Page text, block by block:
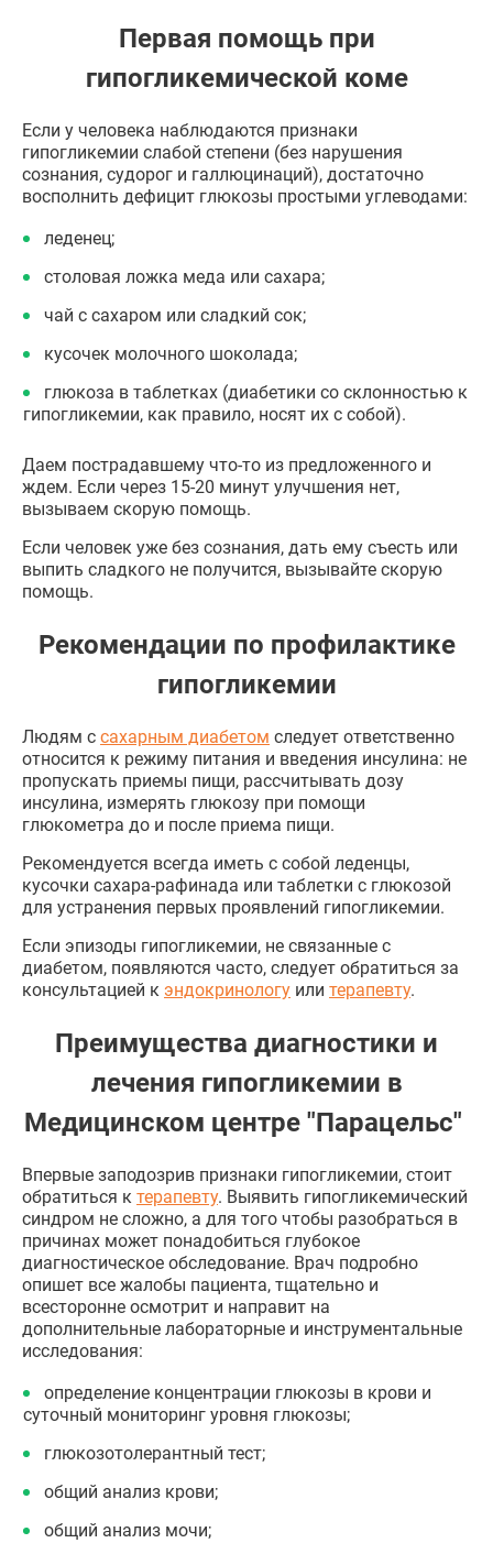
Первая помощь при
гипогликемической коме
Если у человека наблюдаются признаки
гипогликемии слабой степени (без нарушения
сознания, судорог и галлюцинаций), достаточно
восполнить дефицит глюкозы простыми углеводами:
леденец;
столовая ложка меда или сахара;
чай с сахаром или сладкий сок;
кусочек молочного шоколада;
глюкоза в таблетках (диабетики со склонностью к
гипогликемии, как правило, носят их с собой).
Даем пострадавшему что-то из предложенного и
ждем. Если через 15-20 минут улучшения нет,
вызываем скорую помощь.
Если человек уже без сознания, дать ему съесть или
выпить сладкого не получится, вызывайте скорую
помощь.
Рекомендации по профилактике
гипогликемии
Людям с сахарным диабетом следует ответственно
относится к режиму питания и введения инсулина: не
пропускать приемы пищи, рассчитывать дозу
инсулина, измерять глюкозу при помощи
глюкометра до и после приема пищи.
Рекомендуется всегда иметь с собой леденцы,
кусочки сахара-рафинада или таблетки с глюкозой
для устранения первых проявлений гипогликемии.
Если эпизоды гипогликемии, не связанные с
диабетом, появляются часто, следует обратиться за
консультацией к эндокринологу или терапевту.
Преимущества диагностики и
лечения гипогликемии в
Медицинском центре "Парацельс"
Впервые заподозрив признаки гипогликемии, стоит
обратиться к терапевту. Выявить гипогликемический
синдром не сложно, а для того чтобы разобраться в
причинах может понадобиться глубокое
диагностическое обследование. Врач подробно
опишет все жалобы пациента, тщательно и
всесторонне осмотрит и направит на
дополнительные лабораторные и инструментальные
исследования:
определение концентрации глюкозы в крови и
суточный мониторинг уровня глюкозы;
глюкозотолерантный тест;
общий анализ крови;
общий анализ мочи;